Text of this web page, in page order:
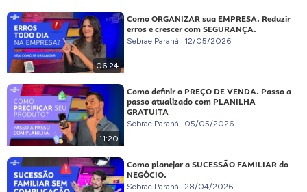
06:24
Como ORGANIZAR sua EMPRESA. Reduzir
erros e crescer com SEGURANÇA.
Sebrae Paraná 12/05/2026
11:20
Como definir o PREÇO DE VENDA. Passo a
passo atualizado com PLANILHA
GRATUITA
Sebrae Paraná 05/05/2026
Como planejar a SUCESSÃO FAMILIAR do
NEGÓCIO.
Sebrae Paraná 28/04/2026